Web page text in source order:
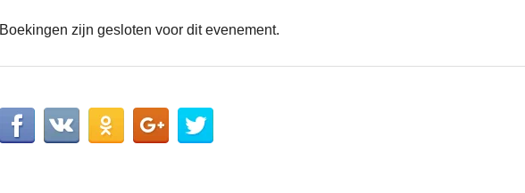
Boekingen zijn gesloten voor dit evenement.